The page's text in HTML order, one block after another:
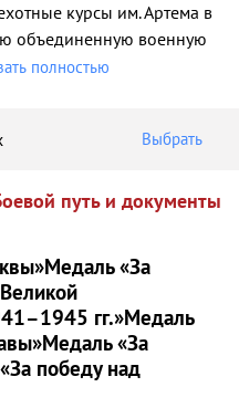
курсы им. Артема в
объединенную военную
полностью
Выбрать
путь и документы
Медаль «За
гг.»Медаль
Медаль «За
победу над